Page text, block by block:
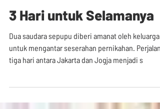
3 Hari untuk Selamanya
Dua saudara sepupu diberi amanat oleh keluarga
untuk mengantar seserahan pernikahan.